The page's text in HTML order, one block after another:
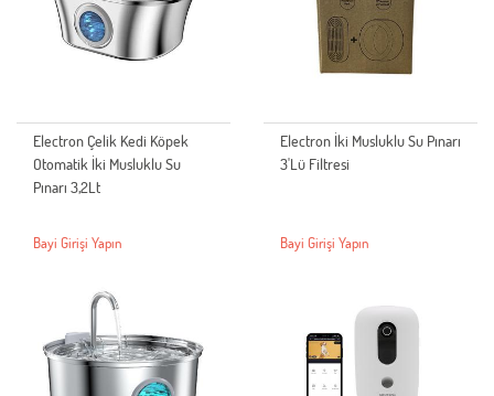
Electron Çelik Kedi Köpek
Otomatik İki Musluklu Su
Pınarı 3,2Lt
Bayi Girişi Yapın
Electron İki Musluklu Su Pınarı
3'Lü Filtresi
Bayi Girişi Yapın